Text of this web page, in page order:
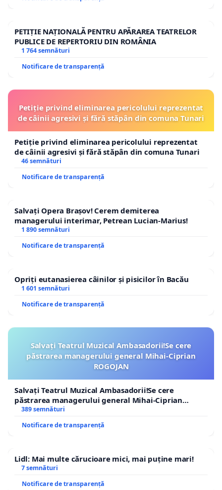
PETIȚIE NAȚIONALĂ PENTRU APĂRAREA TEATRELOR
PUBLICE DE REPERTORIU DIN ROMÂNIA
1 764 semnături
Notificare de transparență
Petiție privind eliminarea pericolului reprezentat
de câinii agresivi și fără stăpân din comuna Tunari
Petiție privind eliminarea pericolului reprezentat
de câinii agresivi și fără stăpân din comuna Tunari
46 semnături
Notificare de transparență
Salvați Opera Brașov! Cerem demiterea
managerului interimar, Petrean Lucian-Marius!
1 890 semnături
Notificare de transparență
Opriți eutanasierea câinilor și pisicilor în Bacău
1 601 semnături
Notificare de transparență
Salvați Teatrul Muzical Ambasadorii!Se cere
păstrarea managerului general Mihai-Ciprian
ROGOJAN
Salvați Teatrul Muzical Ambasadorii!Se cere
păstrarea managerului general Mihai-Ciprian
ROGOJAN
389 semnături
Notificare de transparență
Lidl: Mai multe cărucioare mici, mai puține mari!
7 semnături
Notificare de transparență